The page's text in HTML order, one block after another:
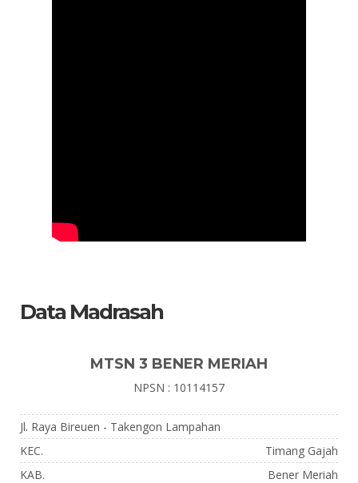
Data Madrasah
MTSN 3 BENER MERIAH
NPSN : 10114157
Jl. Raya Bireuen - Takengon Lampahan
KEC.
Timang Gajah
KAB.
Bener Meriah